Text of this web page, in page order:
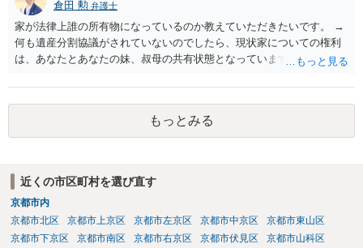
にある場合は ご利用が難しい場合があります。
倉田 勲 弁護士
家が法律上誰の所有物になっているのか教えていただきたいです。 →
何も遺産分割協議がされていないのでしたら、現状家についての権利
は、あなたとあなたの妹、叔母の共有状態となっています。 相続割合
が祖父から相続した１/４は相続人全員が相続放棄したため相続人不在
の状態です。 そのため相続持ち分の登記のみであれば上記の割合での
登記をすれば足りますが、仮に家を処分するのであればお父様の１/４
に関して相続財産清算人を選任してその清算人含めて処分の手続きを
もっとみる
近くの市区町村を選び直す
京都市内
京都市北区
京都市上京区 京都市左京区 京都市中京区
京都市東山区
京都市下京区
京都市南区 京都市右京区 京都市伏見区
京都市山科区